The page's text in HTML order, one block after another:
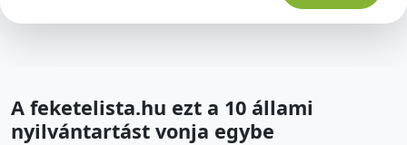
A feketelista.hu ezt a 10 állami
nyilvántartást vonja egybe